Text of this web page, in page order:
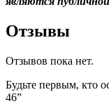
Отзывы
Отзывов пока нет.
Будьте первым, кто
46”